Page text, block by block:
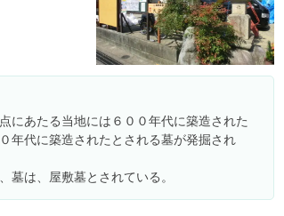
にあたる当地には６００年代に築造された
年代に築造されたとされる墓が発掘され
墓は、屋敷墓とされている。